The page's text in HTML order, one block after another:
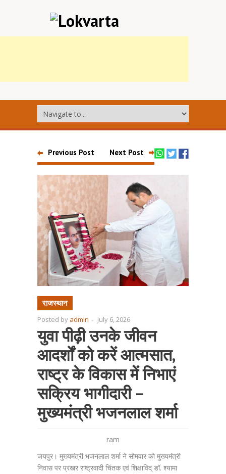
Previous Post Next Post
राजस्थान
Posted by admin - July 6, 2026
युवा पीढ़ी उनके जीवन
आदर्शों को करें आत्मसात,
राष्ट्र के विकास में निभाएं
सक्रिय भागीदारी –
मुख्यमंत्री भजनलाल शर्मा
ram
जयपुर। मुख्यमंत्री भजनलाल शर्मा ने सोमवार को मुख्यमंत्री
निवास पर प्रखर राष्ट्रवादी चिंतक एवं शिक्षाविद् डॉ. श्यामा